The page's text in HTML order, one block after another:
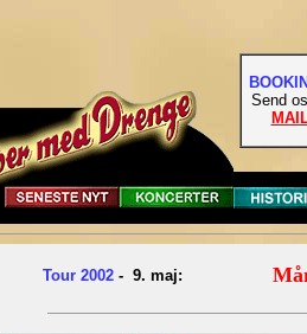
Send
Tour 2002 - 9. maj: